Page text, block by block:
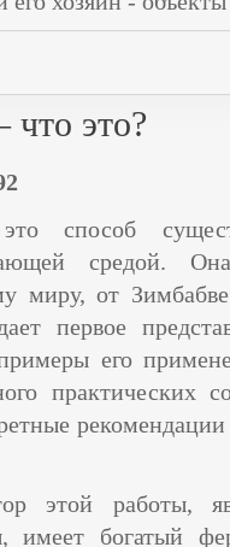
это?
способ
средой.
миру, от
первое
его
практических
этой работы,
имеет богатый